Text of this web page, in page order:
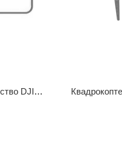
Автомобильное зарядное устройство DJI Inspire 2 Part37 Car charger